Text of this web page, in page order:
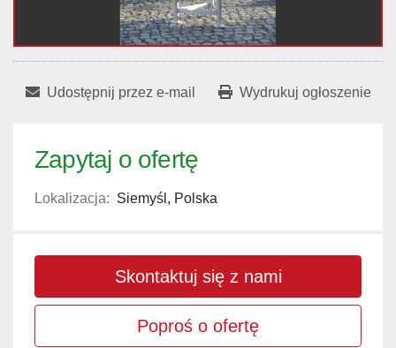
Udostępnij przez e-mail Wydrukuj ogłoszenie
Zapytaj o ofertę
Lokalizacja: Siemyśl, Polska
Skontaktuj się z nami
Poproś o ofertę